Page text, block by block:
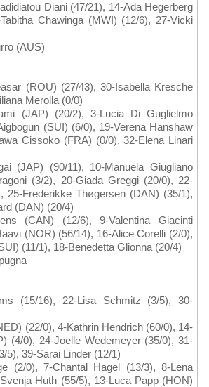
Diani (47/21), 14-Ada Hegerberg
Chawinga (MWI) (12/6), 27-Vicki
(AUS)
(ROU) (27/43), 30-Isabella Kresche
Merolla (0/0)
(JAP) (20/2), 3-Lucia Di Guglielmo
(SUI) (6/0), 19-Verena Hanshaw
Cissoko (FRA) (0/0), 32-Elena Linari
(JAP) (90/11), 10-Manuela Giugliano
(3/2), 20-Giada Greggi (20/0), 22-
25-Frederikke Thøgersen (DAN) (35/1),
(DAN) (20/4)
(CAN) (12/6), 9-Valentina Giacinti
(NOR) (56/14), 16-Alice Corelli (2/0),
(11/1), 18-Benedetta Glionna (20/4)
(15/16), 22-Lisa Schmitz (3/5), 30-
(22/0), 4-Kathrin Hendrich (60/0), 14-
(4/0), 24-Joelle Wedemeyer (35/0), 31-
5), 39-Sarai Linder (12/1)
(2/0), 7-Chantal Hagel (13/3), 8-Lena
Huth (55/5), 13-Luca Papp (HON)